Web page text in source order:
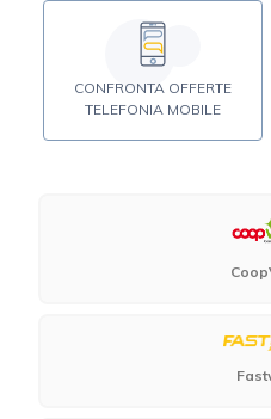
CONFRONTA OFFERTE
TELEFONIA MOBILE